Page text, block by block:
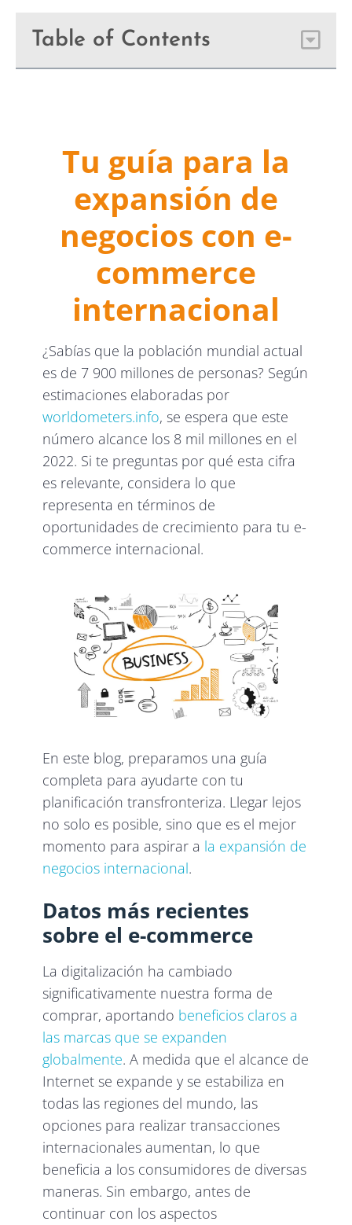
Table of Contents
Tu guía para la
expansión de
negocios con e-
commerce
internacional
¿Sabías que la población mundial actual
es de 7 900 millones de personas? Según
estimaciones elaboradas por
worldometers.info, se espera que este
número alcance los 8 mil millones en el
2022. Si te preguntas por qué esta cifra
es relevante, considera lo que
representa en términos de
oportunidades de crecimiento para tu e-
commerce internacional.
En este blog, preparamos una guía
completa para ayudarte con tu
planificación transfronteriza. Llegar lejos
no solo es posible, sino que es el mejor
momento para aspirar a la expansión de
negocios internacional.
Datos más recientes
sobre el e-commerce
La digitalización ha cambiado
significativamente nuestra forma de
comprar, aportando beneficios claros a
las marcas que se expanden
globalmente. A medida que el alcance de
Internet se expande y se estabiliza en
todas las regiones del mundo, las
opciones para realizar transacciones
internacionales aumentan, lo que
beneficia a los consumidores de diversas
maneras. Sin embargo, antes de
continuar con los aspectos